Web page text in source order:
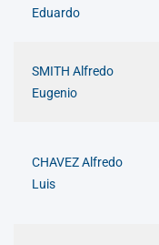
Eduardo
SMITH Alfredo
Eugenio
CHAVEZ Alfredo
Luis